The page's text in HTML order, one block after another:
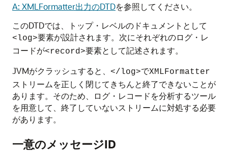
A: XMLFormatter出力のDTDを参照してください。
このDTDでは、トップ・レベルのドキュメントとして
<log>要素が設計されます。次にそれぞれのログ・レ
コードが<record>要素として記述されます。
JVMがクラッシュすると、
</log>でXMLFormatter
ストリームを正しく閉じてきちんと終了できないことが
あります。そのため、ログ・レコードを分析するツール
を用意して、終了していないストリームに対処する必要
があります。
一意のメッセージID